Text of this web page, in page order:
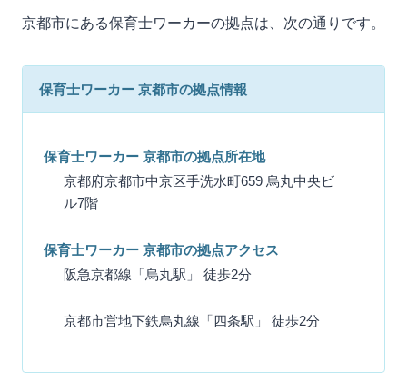
京都市にある保育士ワーカーの拠点は、次の通りです。
保育士ワーカー 京都市の拠点情報
保育士ワーカー 京都市の拠点所在地
京都府京都市中京区手洗水町659 烏丸中央ビ
ル7階
保育士ワーカー 京都市の拠点アクセス
阪急京都線「烏丸駅」 徒歩2分
京都市営地下鉄烏丸線「四条駅」 徒歩2分